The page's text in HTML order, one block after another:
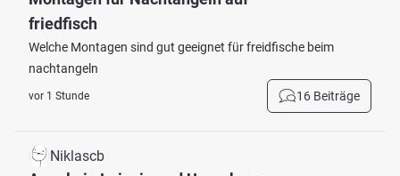
friedfisch
Welche Montagen sind gut geeignet für freidfische beim
nachtangeln
vor 1 Stunde 16 Beiträge
Niklascb